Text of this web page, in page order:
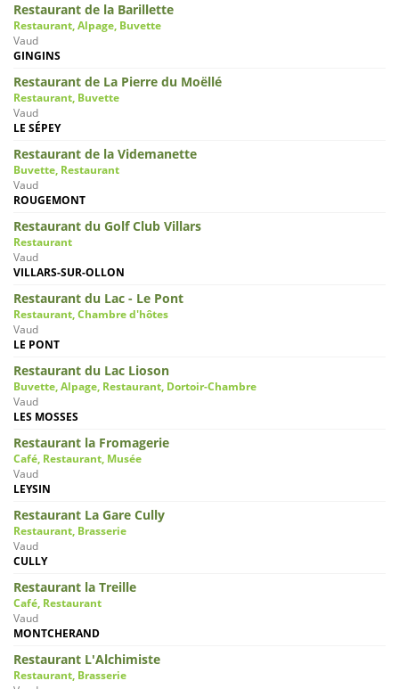
Restaurant de la Barillette
Restaurant, Alpage, Buvette
Vaud
GINGINS
Restaurant de La Pierre du Moëllé
Restaurant, Buvette
Vaud
LE SÉPEY
Restaurant de la Videmanette
Buvette, Restaurant
Vaud
ROUGEMONT
Restaurant du Golf Club Villars
Restaurant
Vaud
VILLARS-SUR-OLLON
Restaurant du Lac - Le Pont
Restaurant, Chambre d'hôtes
Vaud
LE PONT
Restaurant du Lac Lioson
Buvette, Alpage, Restaurant, Dortoir-Chambre
Vaud
LES MOSSES
Restaurant la Fromagerie
Café, Restaurant, Musée
Vaud
LEYSIN
Restaurant La Gare Cully
Restaurant, Brasserie
Vaud
CULLY
Restaurant la Treille
Café, Restaurant
Vaud
MONTCHERAND
Restaurant L'Alchimiste
Restaurant, Brasserie